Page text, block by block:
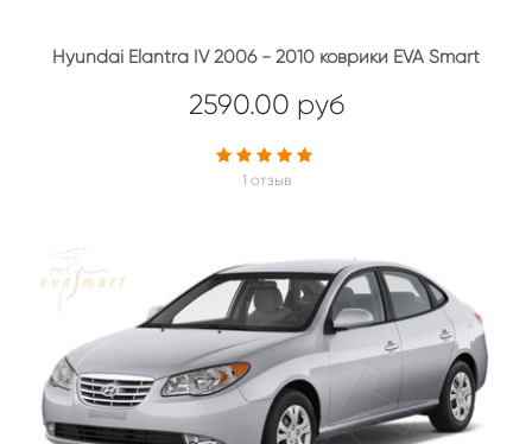
Hyundai Elantra IV 2006 - 2010 коврики EVA Smart
2590.00 руб
1 отзыв